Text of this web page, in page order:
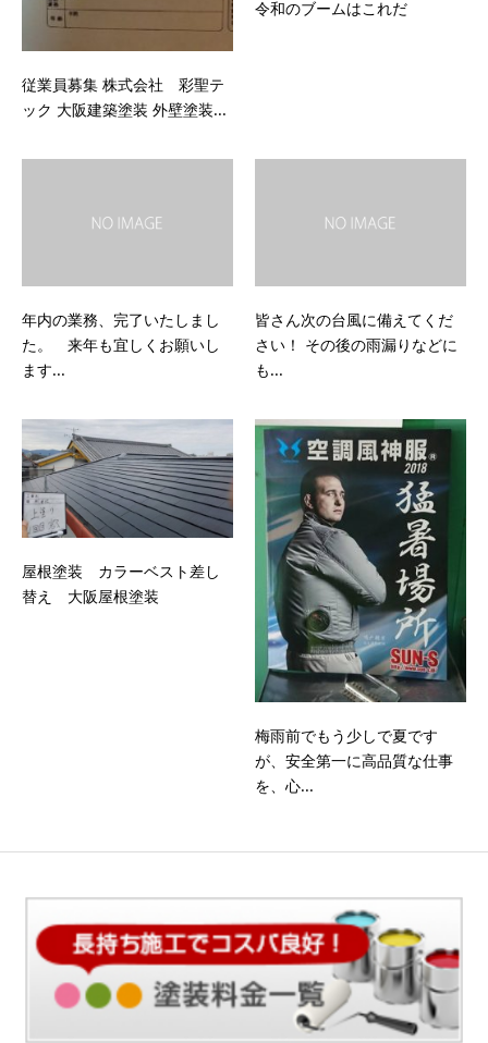
従業員募集 株式会社 彩聖テ
ック 大阪建築塗装 外壁塗装...
令和のブームはこれだ
年内の業務、完了いたしまし
た。 来年も宜しくお願いし
ます...
皆さん次の台風に備えてくだ
さい！ その後の雨漏りなどに
も...
屋根塗装 カラーベスト差し
替え 大阪屋根塗装
梅雨前でもう少しで夏です
が、安全第一に高品質な仕事
を、心...